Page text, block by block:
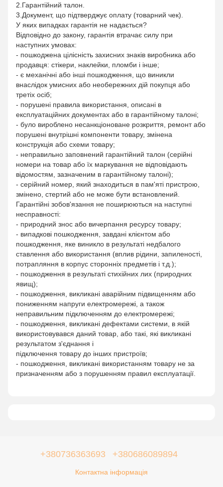
2.Гарантійний талон.
3.Документ, що підтверджує оплату (товарний чек).
У яких випадках гарантія не надається?
Відповідно до закону, гарантія втрачає силу при
наступних умовах:
- пошкоджена цілісність захисних знаків виробника або
продавця: стікери, наклейки, пломби і інше;
- є механічні або інші пошкодження, що виникли
внаслідок умисних або необережних дій покупця або
третіх осіб;
- порушені правила використання, описані в
експлуатаційних документах або в гарантійному талоні;
- було вироблено несанкціоноване розкриття, ремонт або
порушені внутрішні компоненти товару, змінена
конструкція або схеми товару;
- неправильно заповнений гарантійний талон (серійні
номери на товар або їх маркування не відповідають
відомостям, зазначеним в гарантійному талоні);
- серійний номер, який знаходиться в пам'яті пристрою,
змінено, стертий або не може бути встановлений.
Гарантійні зобов'язання не поширюються на наступні
несправності:
- природний знос або вичерпання ресурсу товару;
- випадкові пошкодження, завдані клієнтом або
пошкодження, яке виникло в результаті недбалого
ставлення або використання (вплив рідини, запиленості,
потрапляння в корпус сторонніх предметів і т.д.);
- пошкодження в результаті стихійних лих (природних
явищ);
- пошкодження, викликані аварійним підвищенням або
пониженням напруги електромережі, а також
неправильним підключенням до електромережі;
- пошкодження, викликані дефектами системи, в якій
використовувався даний товар, або такі, які викликані
результатом з'єднання і
підключення товару до інших пристроїв;
- пошкодження, викликані використанням товару не за
призначенням або з порушенням правил експлуатації.
+380736363693 +380686089894
Контактна інформація